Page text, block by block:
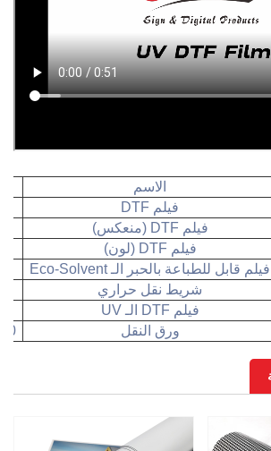
الاسم
فيلم DTF
فيلم DTF (منعكس)
فيلم DTF (لون)
فيلم قابل للطباعة بالحبر الـ Eco-Solvent
شريط نقل حراري
فيلم DTF الـ UV
ورق النقل